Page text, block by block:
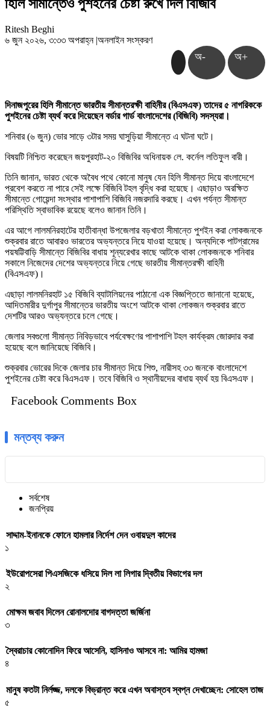
হিলি সীমান্তেও পুশইনের চেষ্টা রুখে দিল বিজিবি
Ritesh Beghi
৬ জুন ২০২৬, ৩:৩৩ অপরাহ্ন |অনলাইন সংস্করণ
অ- অ+
দিনাজপুরের হিলি সীমান্তে ভারতীয় সীমান্তরক্ষী বাহিনীর (বিএসএফ) তাদের ৫ নাগরিককে
পুশইনের চেষ্টা ব্যর্থ করে দিয়েছেন বর্ডার গার্ড বাংলাদেশের (বিজিবি) সদস্যরা।
শনিবার (৬ জুন) ভোর সাড়ে ৩টার সময় ঘাসুড়িয়া সীমান্তে এ ঘটনা ঘটে।
বিষয়টি নিশ্চিত করেছেন জয়পুরহাট-২০ বিজিবির অধিনায়ক লে. কর্নেল লতিফুল বারী।
তিনি জানান, ভারত থেকে অবৈধ পথে কোনো মানুষ যেন হিলি সীমান্ত দিয়ে বাংলাদেশে
প্রবেশ করতে না পারে সেই লক্ষে বিজিবি টহল বৃদ্ধি করা হয়েছে। এছাড়াও অরক্ষিত
সীমান্তে গোয়েন্দা সংস্থার পাশাপাশি বিজিবি নজরদারি করছে। এখন পর্যন্ত সীমান্ত
পরিস্থিতি স্বাভাবিক রয়েছে বলেও জানান তিনি।
এর আগে লালমনিরহাটের হাতীবান্ধা উপজেলার বড়খাতা সীমান্তে পুশইন করা লোকজনকে
শুক্রবার রাতে আবারও ভারতের অভ্যন্তরে নিয়ে যাওয়া হয়েছে। অন্যদিকে পাটগ্রামের
পয়ষট্টিবাড়ি সীমান্তে বিজিবির বাধায় শূন্যরেখার কাছে আটকে থাকা লোকজনকে শনিবার
সকালে নিজেদের দেশের অভ্যন্তরে নিয়ে গেছে ভারতীয় সীমান্তরক্ষী বাহিনী
(বিএসএফ)।
এছাড়া লালমনিরহাট ১৫ বিজিবি ব্যাটালিয়নের পাঠানো এক বিজ্ঞপ্তিতে জানানো হয়েছে,
আদিতমারীর দুর্গাপুর সীমান্তের ভারতীয় অংশে আটকে থাকা লোকজন শুক্রবার রাতে
দেশটির আরও অভ্যন্তরে চলে গেছে।
জেলার সবগুলো সীমান্ত নিবিড়ভাবে পর্যবেক্ষণের পাশাপাশি টহল কার্যক্রম জোরদার করা
হয়েছে বলে জানিয়েছে বিজিবি।
শুক্রবার ভোরের দিকে জেলার চার সীমান্ত দিয়ে শিশু, নারীসহ ৩৩ জনকে বাংলাদেশে
পুশইনের চেষ্টা করে বিএসএফ। তবে বিজিবি ও স্থানীয়দের বাধায় ব্যর্থ হয় বিএসএফ।
Facebook Comments Box
মন্তব্য করুন
সর্বশেষ
জনপ্রিয়
সাদ্দাম-ইনানকে ফোনে হামলার নির্দেশ দেন ওবায়দুল কাদের
১
ইউরোপসেরা পিএসজিকে ধসিয়ে দিল লা লিগার দ্বিতীয় বিভাগের দল
২
মোক্ষম জবাব দিলেন রোনালদোর বাগদত্তা জর্জিনা
৩
স্বৈরাচার কোনোদিন ফিরে আসেনি, হাসিনাও আসবে না: আমির হামজা
৪
মানুষ কতটা নির্লজ্জ, দলকে বিভ্রান্ত করে এখন অবাস্তব স্বপ্ন দেখাচ্ছেন: সোহেল তাজ
৫